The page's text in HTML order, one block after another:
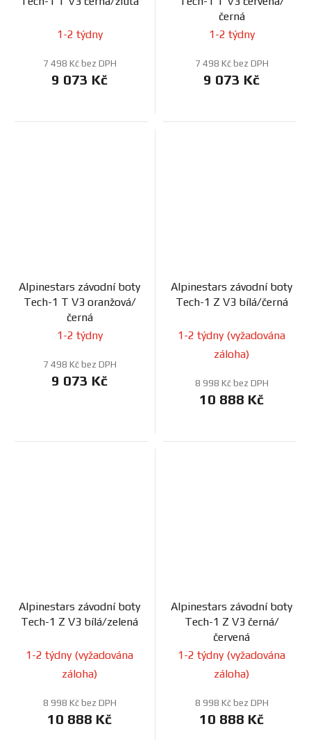
1-2 týdny
7 498 Kč bez DPH
9 073 Kč
černá
1-2 týdny
7 498 Kč bez DPH
9 073 Kč
Alpinestars závodní boty
Tech-1 T V3 oranžová/
černá
1-2 týdny
7 498 Kč bez DPH
9 073 Kč
Alpinestars závodní boty
Tech-1 Z V3 bílá/černá
1-2 týdny (vyžadována
záloha)
8 998 Kč bez DPH
10 888 Kč
Alpinestars závodní boty
Tech-1 Z V3 bílá/zelená
1-2 týdny (vyžadována
záloha)
8 998 Kč bez DPH
10 888 Kč
Alpinestars závodní boty
Tech-1 Z V3 černá/
červená
1-2 týdny (vyžadována
záloha)
8 998 Kč bez DPH
10 888 Kč